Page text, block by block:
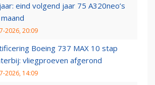
eind volgend jaar 75 A320neo’s
2026, 20:09
Boeing 737 MAX 10 stap
vliegproeven afgerond
2026, 14:09